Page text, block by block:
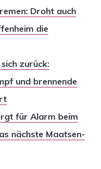
Droht auch
die
zurück:
und brennende
für Alarm beim
nächste Maatsen-